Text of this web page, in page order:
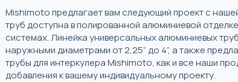
Mishimoto предлагает вам следующий проект с
труб доступна в полированной алюминиевой
системах. Линейка универсальных алюминиевых
наружными диаметрами от 2,25” до 4”, а также
трубы для интеркулера Mishimoto, как и все наши
добавления к вашему индивидуальному проекту.